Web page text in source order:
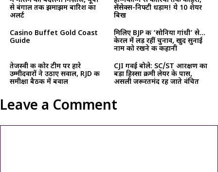
से बंगाल तक झमाझम बारिश का
अलर्ट
सेंसेक्स-निफ्टी धड़ाम! ये 10 शेयर
बिख
Casino Buffet Gold Coast
Guide
मिलिए BJP की ‘सोनिया गांधी’ से…
केरल में लड़ रहीं चुनाव, खुद सुनाई
नाम को रखने की कहानी
तेजस्वी की कोर टीम पर हारे
उम्मीदवारों ने उठाए सवाल, RJD की
समीक्षा बैठक में बवाल
CJI गवई बोले: SC/ST आरक्षण का
बड़ा हिस्सा क्रीमी लेयर के पास,
असली जरूरतमंद रह जाते वंचित
Leave a Comment